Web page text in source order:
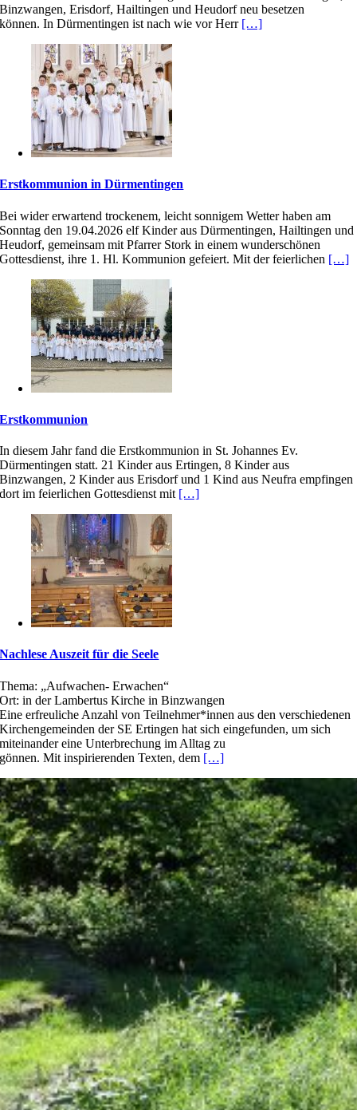
Binzwangen, Erisdorf, Hailtingen und Heudorf neu besetzen
können. In Dürmentingen ist nach wie vor Herr […]
Erstkommunion in Dürmentingen
Bei wider erwartend trockenem, leicht sonnigem Wetter haben am
Sonntag den 19.04.2026 elf Kinder aus Dürmentingen, Hailtingen und
Heudorf, gemeinsam mit Pfarrer Stork in einem wunderschönen
Gottesdienst, ihre 1. Hl. Kommunion gefeiert. Mit der feierlichen […]
Erstkommunion
In diesem Jahr fand die Erstkommunion in St. Johannes Ev.
Dürmentingen statt. 21 Kinder aus Ertingen, 8 Kinder aus
Binzwangen, 2 Kinder aus Erisdorf und 1 Kind aus Neufra empfingen
dort im feierlichen Gottesdienst mit […]
Nachlese Auszeit für die Seele
Thema: „Aufwachen- Erwachen“
Ort: in der Lambertus Kirche in Binzwangen
Eine erfreuliche Anzahl von Teilnehmer*innen aus den verschiedenen
Kirchengemeinden der SE Ertingen hat sich eingefunden, um sich
miteinander eine Unterbrechung im Alltag zu
gönnen. Mit inspirierenden Texten, dem […]